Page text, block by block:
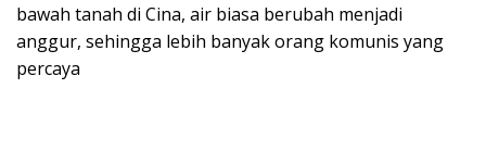
bawah tanah di Cina, air biasa berubah menjadi
anggur, sehingga lebih banyak orang komunis yang
percaya